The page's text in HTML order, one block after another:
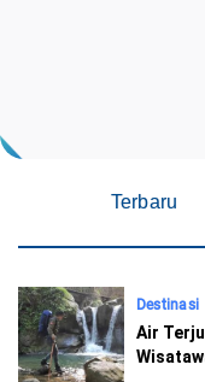
Terbaru
Destinasi
Air